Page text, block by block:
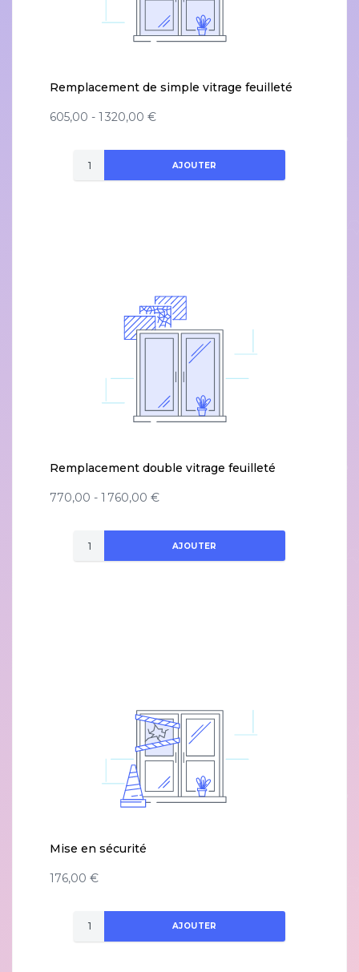
Remplacement de simple vitrage feuilleté
605,00 - 1 320,00 €
AJOUTER
Remplacement double vitrage feuilleté
770,00 - 1 760,00 €
AJOUTER
Mise en sécurité
176,00 €
AJOUTER